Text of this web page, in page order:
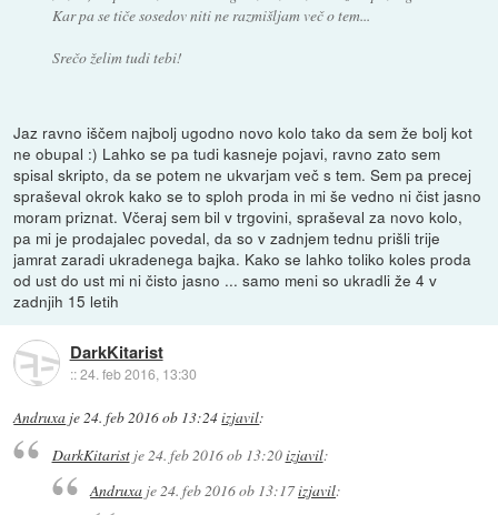
Kar pa se tiče sosedov niti ne razmišljam več o tem...
Srečo želim tudi tebi!
Jaz ravno iščem najbolj ugodno novo kolo tako da sem že bolj kot
ne obupal :) Lahko se pa tudi kasneje pojavi, ravno zato sem
spisal skripto, da se potem ne ukvarjam več s tem. Sem pa precej
spraševal okrok kako se to sploh proda in mi še vedno ni čist jasno
moram priznat. Včeraj sem bil v trgovini, spraševal za novo kolo,
pa mi je prodajalec povedal, da so v zadnjem tednu prišli trije
jamrat zaradi ukradenega bajka. Kako se lahko toliko koles proda
od ust do ust mi ni čisto jasno ... samo meni so ukradli že 4 v
zadnjih 15 letih
DarkKitarist
::24. feb 2016, 13:30
Andruxa je24. feb 2016 ob 13:24izjavil:
DarkKitaristje 24. feb 2016 ob 13:20izjavil:
Andruxa je24. feb 2016 ob 13:17izjavil: